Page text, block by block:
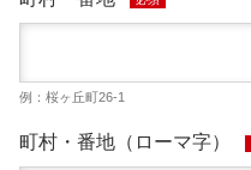
例：桜ヶ丘町26-1
町村・番地（ローマ字）